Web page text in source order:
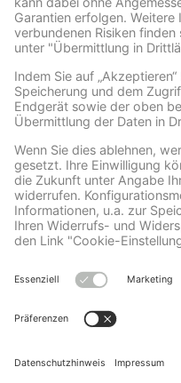
Wir benötigen Ihre
Wir verwenden
Inhalte
Daten zu Ihren
lesen Sie die
der Nutzung
Mehr